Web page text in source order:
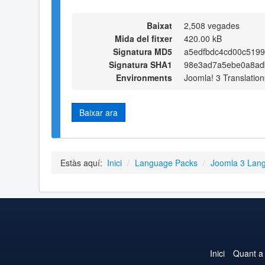
Baixat
2,508 vegades
Mida del fitxer
420.00 kB
Signatura MD5
Signatura SHA1
Environments
Joomla! 3
Baixar ara
Estàs aquí: Inici / Language Packs / Joomla 3
Inici Quant a